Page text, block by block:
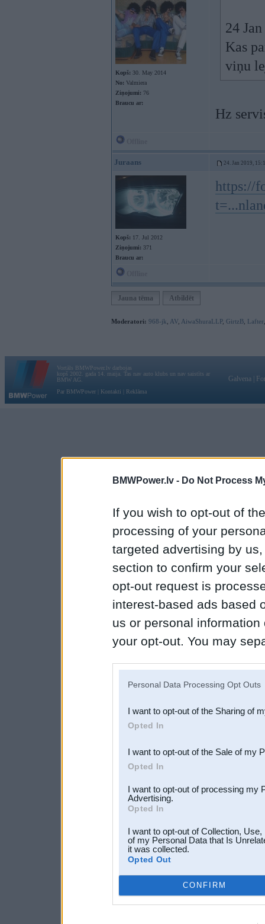
BMWPower.lv - Do Not Process
If you wish to opt-out of
processing of your
targeted advertising by
section to confirm your
opt-out request is
interest-based ads based
us or personal
your opt-out. You may
Downstream Participants
third parties.
Personal Data Processing Opt Outs
I want to opt-out of the Sharing of
Opted In
I want to opt-out of the Sale of my
Opted In
I want to opt-out of processing my
Advertising.
Opted In
I want to opt-out of Collection,
of my Personal Data that Is
it was collected.
Opted Out
CONFIRM
Kopš: 30. May 2014
No: Valmiera
Ziņojumi: 76
Braucu ar:
24
Kas
viņu
Hz
Juraans 24. Jan 2019,
Kopš: 17. Jul 2012
Ziņojumi: 371
Braucu ar:
https://
Jauna tēma Atbildēt
Moderatori: 968-jk AV AiwaShuraLLP, GirtzB Lafter
Vortāls BMWPower.lv darbojas
kopš 2002. gada 14. maija. Tas nav auto klubs un nav saistīts ar
BMW AG.
Par BMWPower
Kontakti Reklāma
Galvena